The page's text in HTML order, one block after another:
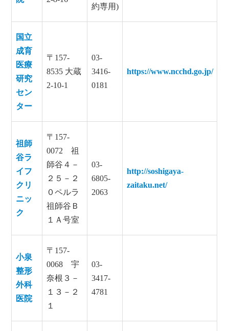
約専用)
国立
成育
医療
研究
セン
ター
〒157-
8535 大蔵
2-10-1
03-
3416-
0181
https://www.ncchd.go.jp/
祖師
谷ラ
イフ
クリ
ニッ
ク
〒157-
0072 祖
師谷４－
２５－２
０ペルラ
祖師谷Ｂ
１Ａ号室
03-
6805-
2063
http://soshigaya-
zaitaku.net/
小泉
整形
外科
医院
〒157-
0068 宇
奈根３－
１３－２
１
03-
3417-
4781